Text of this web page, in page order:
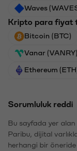
Waves
Kripto para fiyat
Bitcoin (BTC)
Vanar (VANRY)
Ethereum
Sorumluluk reddi
Bu sayfada yer alan
Paribu, dijital
herhangi bir